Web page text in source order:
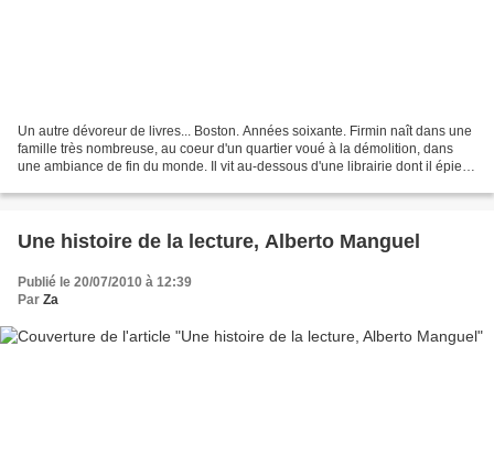
Un autre dévoreur de livres... Boston. Années soixante. Firmin naît dans une
famille très nombreuse, au coeur d'un quartier voué à la démolition, dans
une ambiance de fin du monde. Il vit au-dessous d'une librairie dont il épie la
Une histoire de la lecture, Alberto Manguel
Publié le 20/07/2010 à 12:39
Par Za